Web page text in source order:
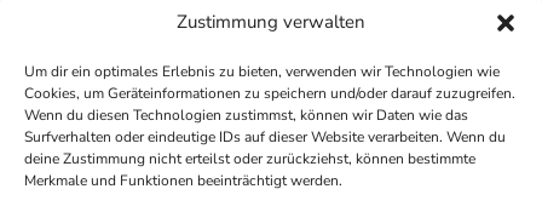
Zustimmung verwalten
Um dir ein optimales Erlebnis zu bieten, verwenden wir Technologien wie
Cookies, um Geräteinformationen zu speichern und/oder darauf zuzugreifen.
Wenn du diesen Technologien zustimmst, können wir Daten wie das
Surfverhalten oder eindeutige IDs auf dieser Website verarbeiten. Wenn du
deine Zustimmung nicht erteilst oder zurückziehst, können bestimmte
Merkmale und Funktionen beeinträchtigt werden.
COPYRIGHTANTENNE BAD KREUZNACH